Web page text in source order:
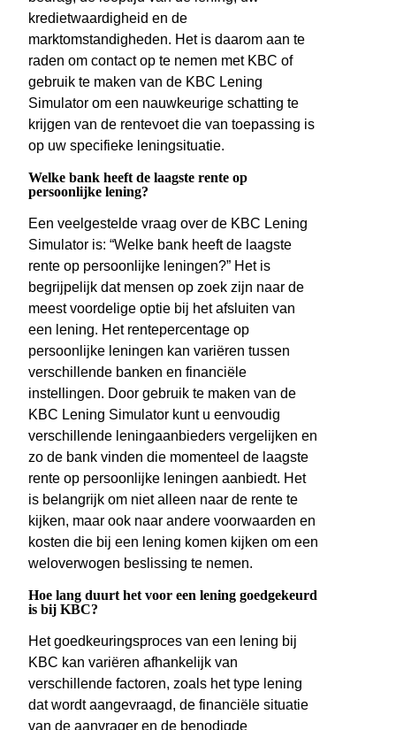
kredietwaardigheid en de
marktomstandigheden. Het is daarom aan te
raden om contact op te nemen met KBC of
gebruik te maken van de KBC Lening
Simulator om een nauwkeurige schatting te
krijgen van de rentevoet die van toepassing is
op uw specifieke leningsituatie.
Welke bank heeft de laagste rente op
persoonlijke lening?
Een veelgestelde vraag over de KBC Lening
Simulator is: “Welke bank heeft de laagste
rente op persoonlijke leningen?” Het is
begrijpelijk dat mensen op zoek zijn naar de
meest voordelige optie bij het afsluiten van
een lening. Het rentepercentage op
persoonlijke leningen kan variëren tussen
verschillende banken en financiële
instellingen. Door gebruik te maken van de
KBC Lening Simulator kunt u eenvoudig
verschillende leningaanbieders vergelijken en
zo de bank vinden die momenteel de laagste
rente op persoonlijke leningen aanbiedt. Het
is belangrijk om niet alleen naar de rente te
kijken, maar ook naar andere voorwaarden en
kosten die bij een lening komen kijken om een
weloverwogen beslissing te nemen.
Hoe lang duurt het voor een lening goedgekeurd
is bij KBC?
Het goedkeuringsproces van een lening bij
KBC kan variëren afhankelijk van
verschillende factoren, zoals het type lening
dat wordt aangevraagd, de financiële situatie
van de aanvrager en de benodigde